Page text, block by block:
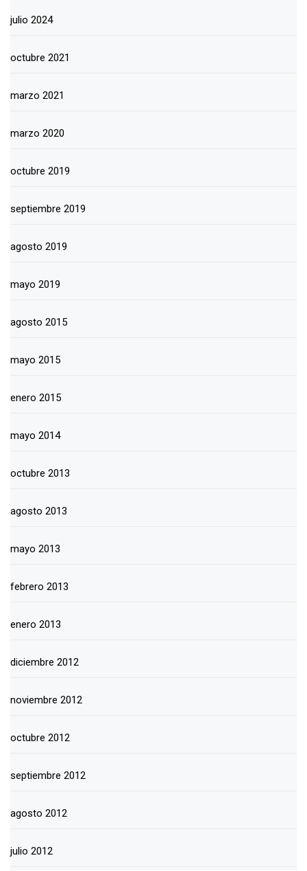
julio 2024
octubre 2021
marzo 2021
marzo 2020
octubre 2019
septiembre 2019
agosto 2019
mayo 2019
agosto 2015
mayo 2015
enero 2015
mayo 2014
octubre 2013
agosto 2013
mayo 2013
febrero 2013
enero 2013
diciembre 2012
noviembre 2012
octubre 2012
septiembre 2012
agosto 2012
julio 2012